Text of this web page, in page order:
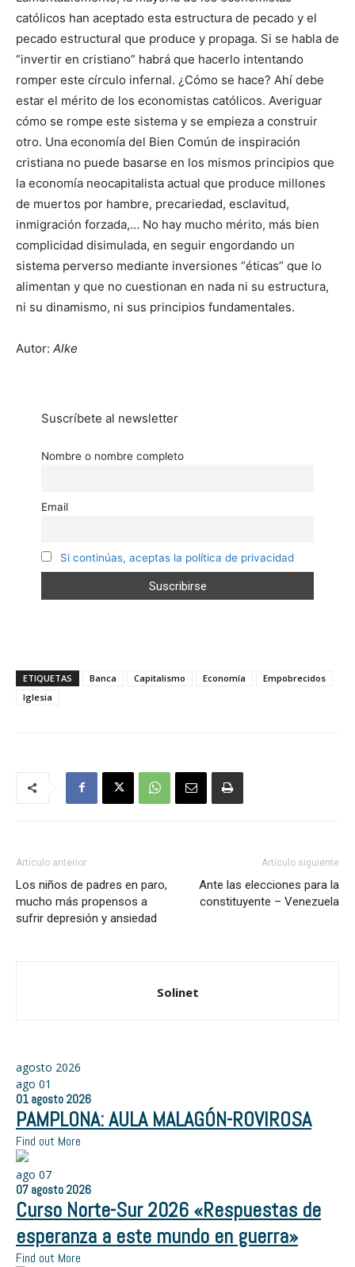
católicos han aceptado esta estructura de pecado y el
pecado estructural que produce y propaga. Si se habla de
“invertir en cristiano” habrá que hacerlo intentando
romper este círculo infernal. ¿Cómo se hace? Ahí debe
estar el mérito de los economistas católicos. Averiguar
cómo se rompe este sistema y se empieza a construir
otro. Una economía del Bien Común de inspiración
cristiana no puede basarse en los mismos principios que
la economía neocapitalista actual que produce millones
de muertos por hambre, precariedad, esclavitud,
inmigración forzada,… No hay mucho mérito, más bien
complicidad disimulada, en seguir engordando un
sistema perverso mediante inversiones “éticas” que lo
alimentan y que no cuestionan en nada ni su estructura,
ni su dinamismo, ni sus principios fundamentales.
Autor: Alke
Suscríbete al newsletter
Nombre o nombre completo
Email
Si continúas, aceptas la política de privacidad
ETIQUETAS Banca Capitalismo Economía
Empobrecidos
Iglesia
Artículo anterior
Los niños de padres en paro,
mucho más propensos a
sufrir depresión y ansiedad
Artículo siguiente
Ante las elecciones para la
constituyente – Venezuela
Solinet
agosto 2026
ago 01
01 agosto 2026
PAMPLONA: AULA MALAGÓN-ROVIROSA
Find out More
ago 07
07 agosto 2026
Curso Norte-Sur 2026 «Respuestas de
esperanza a este mundo en guerra»
Find out More